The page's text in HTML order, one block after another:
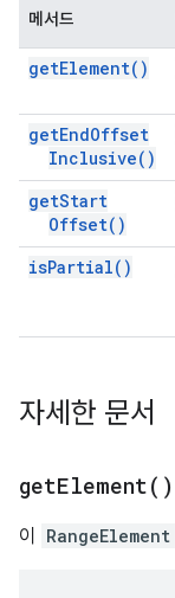
메서드
getElement( )
getEndOffset
Inclusive( )
getStart
Offset( )
isPartial( )
자세한 문서
getElement( )
이 RangeElement